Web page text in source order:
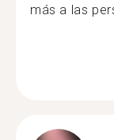
más a las